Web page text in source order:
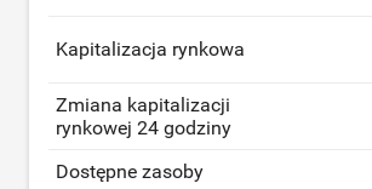
Kapitalizacja rynkowa
Zmiana kapitalizacji
rynkowej 24 godziny
Dostępne zasoby